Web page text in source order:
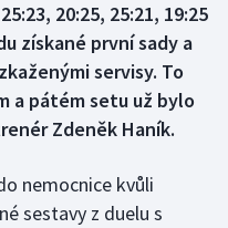
20:25, 25:21, 19:25
získané první sady a
servisy. To
a pátém setu už bylo
Zdeněk Haník.
nemocnice kvůli
sestavy z duelu s